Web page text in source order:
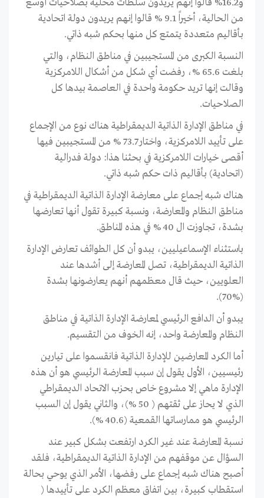
و16.2% قالوا إنهم یریدون سلطات محلیة بصلاحیات أوسع
من الحالیة، أخيراً 9.1 % قالوا إنهم یریدون دولة اتحادیة
بأقالیم متعددة یتمتع کل منها بحکم شبه ذاتي.
النسبة الکبرى من المستجیبین ﻓﻲ مناطق النظام، والتي
بلغت 65.6 %، رفضت أي شکل من أشکال اللامرکزیة
وقالت إنها ترید حکومة واحدة ﻓﻲ العاصمة بیدها کل
الصلاحیات.
ﻓﻲ مناطق الإدارة الذاتیة الدیمقراطیة هناك نوع من الإجماع
ﻋﻠﯽ تأیید اللامرکزیة، واختار 73.7 % من المستجیبین فیها
أقصی خیارات اللامرکزیة ﻓﻲ بحثنا هذا: دولة فدرالیة
(اتحادیة) بأقالیم ذات حکم شبه ذاتي.
هناك شبه إجماع ﻋﻠﯽ معارضة الإدارة الذاتیة الدیمقراطیة ﻓﻲ
مناطق النظام والمعارضة، ونسبة کبیرة تقول أنها تعارضها
بشدة، تجاوزت ال 40 % ﻓﻲ هذه المناطق.
باستثناء الإسماعیلیین، یبدو أن کل الطوائف تعارض الإدارة
الذاتیة الدیمقراطیة، تصل المعارضة إلی أشدها عند
العلویین، حیث قال معظمهم أنهم یعارضونها بشدة
(%70).
یبدو أن الدافع الرئیسي لمعارضة الإدارة الذاتیة ﻓﻲ مناطق
النظام والمعارضة واحد، إنه الخوف من التقسیم.
أما الکرد المعارضین للإدارة الذاتية فانقسموا ﻋﻠﯽ تیارین
رئیسیین، الأول یقول إن سبب المعارضة الرئیسي هو أن هذه
الإدارة ماهي إلا مشروع خاص بحزب الاتحاد الدیمقراطي
الذي لا يحاز على ثقتهم ( 50 %)، والثاني یقول إن السبب
الرئیسي هو ممارساتها القمعیة (40.6 %).
نسبة المعارضة عند غیر الکرد ارتفعت بشکل کبیر عند
السؤال عن موقفهم من الإدارة الذاتیة الدیمقراطیة، فلقد
أصبح هناك شبه إجماع ﻋﻠﯽ رفضها، الأمر الذي یوحي بحالة
استقطاب کبیرة، بین اتفاق معظم الکرد ﻋﻠﯽ تأییدها (